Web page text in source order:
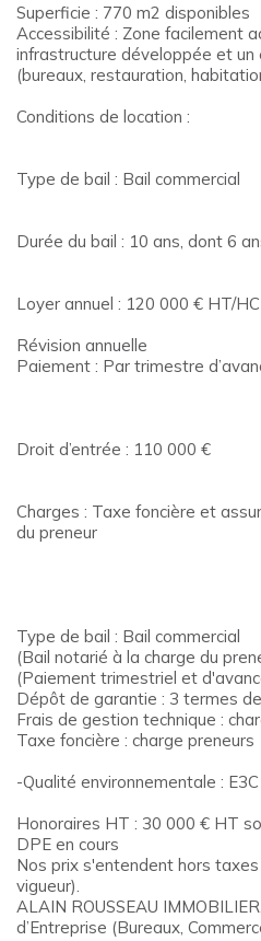
Superficie : 770 m2 disponibles
Accessibilité : Zone facilement
infrastructure développée et un
(bureaux, restauration,
Conditions de location :
Type de bail : Bail commercial
Durée du bail : 10 ans, dont 6
Loyer annuel : 120 000 € HT/HC
Révision annuelle
Paiement : Par trimestre
Droit d’entrée : 110 000 €
Charges : Taxe foncière et
du preneur
Type de bail : Bail commercial
(Bail notarié à la charge du
(Paiement trimestriel et
Dépôt de garantie : 3 termes
Frais de gestion technique :
Taxe foncière : charge preneurs
-Qualité environnementale :
Honoraires HT : 30 000 € HT
DPE en cours
Nos prix s'entendent hors
vigueur).
ALAIN ROUSSEAU
d’Entreprise (Bureaux,